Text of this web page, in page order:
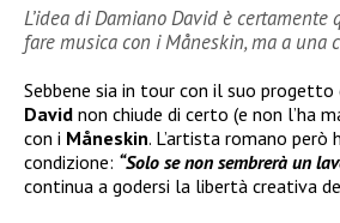
L’idea di Damiano David è
fare musica con i Måneskin, ma a una
Sebbene sia in tour con il suo
David non chiude di certo (e non l’ha
con i Måneskin. L’artista romano però
condizione: “Solo se non sembrerà un
continua a godersi la libertà creativa